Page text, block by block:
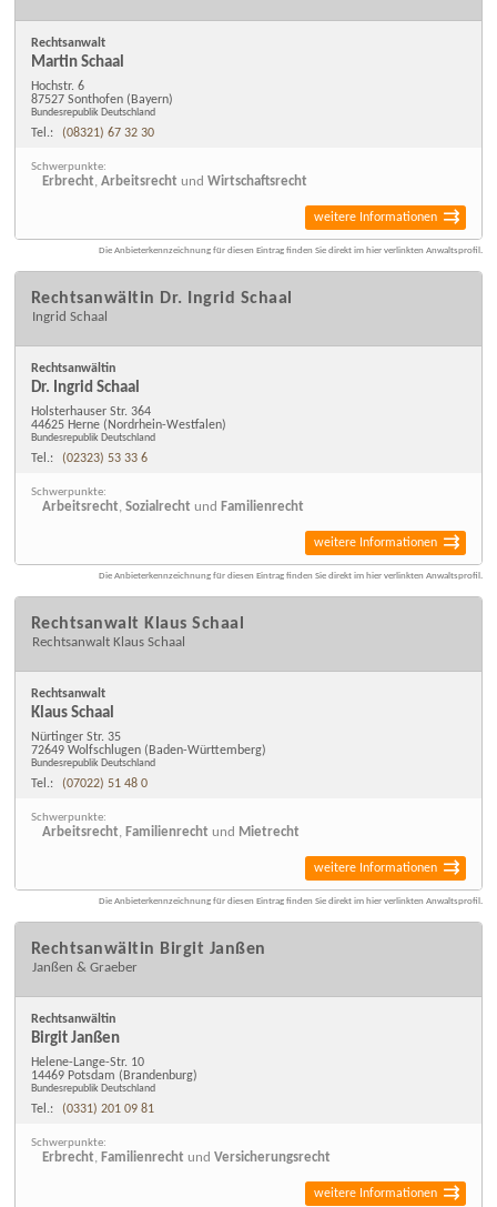
Rechtsanwalt
Martin Schaal
Hochstr. 6
87527 Sonthofen (Bayern)
Bundesrepublik Deutschland
Tel.: (08321) 67 32 30
Schwerpunkte:
Erbrecht,Arbeitsrecht undWirtschaftsrecht
weitere Informationen
Die Anbieterkennzeichnung für diesen Eintrag finden Sie direkt im hier verlinkten Anwaltsprofil.
Rechtsanwältin Dr. Ingrid Schaal
Ingrid Schaal
Rechtsanwältin
Dr. Ingrid Schaal
Holsterhauser Str. 364
44625 Herne (Nordrhein-Westfalen)
Bundesrepublik Deutschland
Tel.: (02323) 53 33 6
Schwerpunkte:
Arbeitsrecht,Sozialrecht und Familienrecht
weitere Informationen
Die Anbieterkennzeichnung für diesen Eintrag finden Sie direkt im hier verlinkten Anwaltsprofil.
Rechtsanwalt Klaus Schaal
Rechtsanwalt Klaus Schaal
Rechtsanwalt
Klaus Schaal
Nürtinger Str. 35
72649 Wolfschlugen (Baden-Württemberg)
Bundesrepublik Deutschland
Tel.: (07022) 51 48 0
Schwerpunkte:
Arbeitsrecht, Familienrecht und Mietrecht
weitere Informationen
Die Anbieterkennzeichnung für diesen Eintrag finden Sie direkt im hier verlinkten Anwaltsprofil.
Rechtsanwältin Birgit Janßen
Janßen & Graeber
Rechtsanwältin
Birgit Janßen
Helene-Lange-Str. 10
14469 Potsdam (Brandenburg)
Bundesrepublik Deutschland
Tel.: (0331) 201 09 81
Schwerpunkte:
Erbrecht Familienrecht undVersicherungsrecht
weitere Informationen